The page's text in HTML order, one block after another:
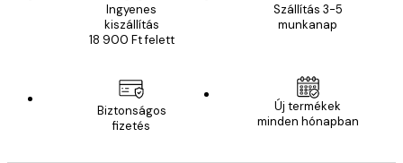
FELIRATKOZÁS
Ingyenes
kiszállítás
18 900 Ft felett
Szállítás 3-5
munkanap
Biztonságos
fizetés
Új termékek
minden hónapban